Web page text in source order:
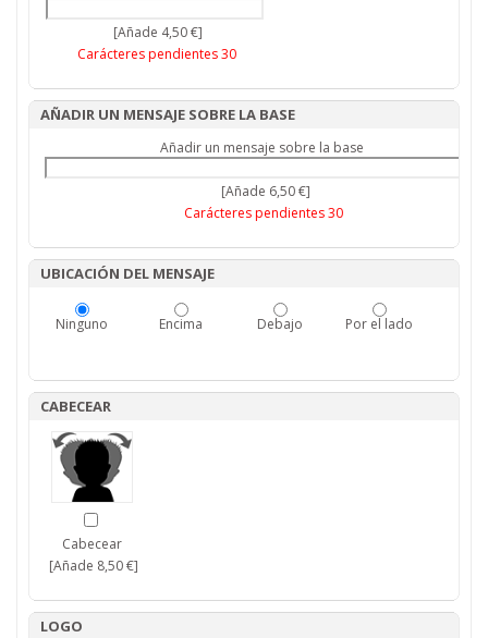
[Añade 4,50 €]
Carácteres pendientes30
AÑADIR UN MENSAJE SOBRE LA BASE
Añadir un mensaje sobre la base
[Añade 6,50 €]
Carácteres pendientes30
UBICACIÓN DEL MENSAJE
Ninguno Encima Debajo Por el lado
CABECEAR
Cabecear
[Añade 8,50 €]
LOGO